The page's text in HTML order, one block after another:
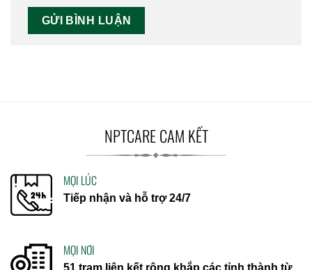
NPTCARE CAM KẾT
MỌI LÚC
Tiếp nhận và hỗ trợ 24/7
MỌI NƠI
51 trạm liên kết rộng khắp các tỉnh thành từ